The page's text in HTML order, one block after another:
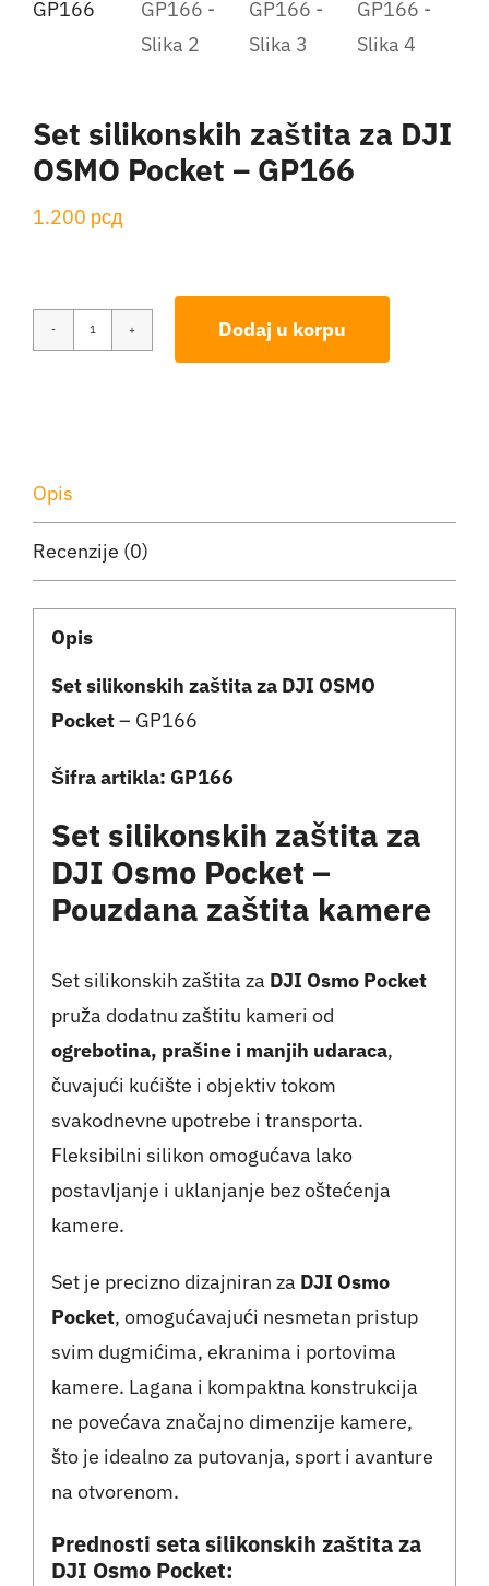
Korpa
Set silikonskih zaštita za DJI
OSMO Pocket – GP166
1.200 рсд
Set
OSMO
Pocket
-
Dodaj u korpu
Opis
Recenzije (0)
Opis
Set silikonskih zaštita za DJI OSMO
Pocket– GP166
Šifra artikla: GP166
Set silikonskih zaštita za
DJI Osmo Pocket –
Pouzdana zaštita kamere
Set silikonskih zaštita za DJI Osmo Pocket
pruža dodatnu zaštitu kameri od
ogrebotina, prašine i manjih udaraca,
čuvajući kućište i objektiv tokom
svakodnevne upotrebe i transporta.
Fleksibilni silikon omogućava lako
postavljanje i uklanjanje bez oštećenja
kamere.
Set je precizno dizajniran za DJI Osmo
Pocket, omogućavajući nesmetan pristup
svim dugmićima, ekranima i portovima
kamere. Lagana i kompaktna konstrukcija
ne povećava značajno dimenzije kamere,
što je idealno za putovanja, sport i avanture
na otvorenom.
Prednosti seta silikonskih zaštita za
DJI Osmo Pocket: